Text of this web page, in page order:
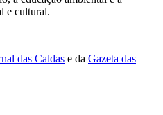
e cultural.
das Caldas e da Gazeta das